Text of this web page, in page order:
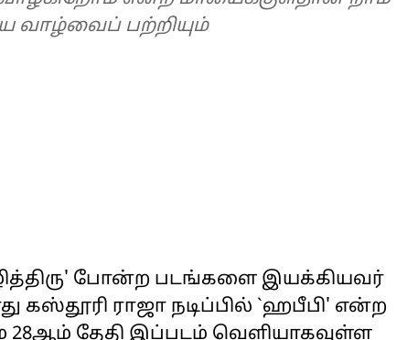
வாழ்வைப் பற்றியும்
போன்ற படங்களை இயக்கியவர்
கஸ்தூரி ராஜா நடிப்பில் `ஹபீபி' என்ற
28ஆம் தேதி இப்படம் வெளியாகவுள்ள